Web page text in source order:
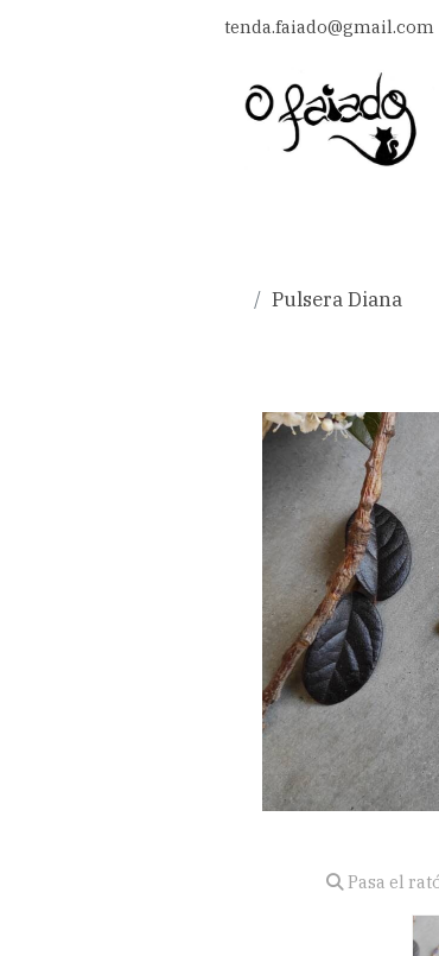
tenda.faiado@gmail.com
Pulsera Diana
Pasa el